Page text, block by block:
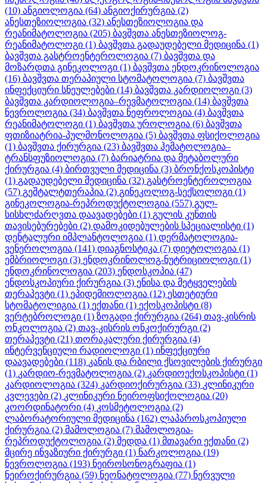
(10) ანგიოლოგია (64) ანგიოქირურგია (2)
ანესთეზიოლოგია (32) ანესთეზიოლოგია და
რეანიმატოლოგია (205) ბავშვთა ანესთეზიოლოგ-
რეანიმატოლოგი (1) ბავშვთა გადაუდებელი მედიცინა (1)
ბავშვთა გასტროენტეროლოგია (7) ბავშვთა და
მოზარდთა გინეკოლოგი (1) ბავშვთა ენდოკრინოლოგია
(16) ბავშვთა თერაპიული სტომატოლოგია (7) ბავშვთა
ინფექციური სნეულებები (14) ბავშვთა კარდიოლოგი (3)
ბავშვთა კარდიოლოგია–რევმატოლოგია (14) ბავშვთა
ნევროლოგია (34) ბავშვთა ნეფროლოგია (4) ბავშვთა
რეანიმატოლოგი (1) ბავშვთა უროლოგია (6) ბავშვთა
ფთიზიატრია-პულმონოლოგია (5) ბავშვთა ფსიქოლოგია
(1) ბავშვთა ქირურგია (23) ბავშვთა ჰემატოლოგია–
ტრანსფუზიოლოგია (7) ბარიატრია და მეტაბოლური
ქირურგია (4) ბირთვული მედიცინა (3) ბრონქოსკოპისტი
(1) გადაუდებელი მედიცინა (32) გასტროენტეროლოგია
(57) გეშტალტთერაპია (2) გინეკოლოგ-სექსოლოგი (1)
გინეკოლოგია-რეპროდუქტოლოგია (557) გულ-
სისხლძარღვთა დაავადებები (1) გულის კუნთის
თავისებურებები (2) დამოკიდებულების სპეციალისტი (1)
დენტალური იმპლანტოლოგია (1) დერმატოლოგია-
ვენეროლოგია (141) დიაგნოსტიკა (7) დიეტოლოგია (1)
ემბრიოლოგი (3) ენდოკრინოლოგ-ნუტრიციოლოგი (1)
ენდოკრინოლოგია (203) ენდოსკოპია (47)
ენდოსკოპიური ქირურგია (3) ენისა და მეტყველების
თერაპევტი (1) ეპიდემიოლოგია (12) ესთეტიური
სტომატოლიგია (1) ექთანი (1) ექოსკოპისტი (8)
ვერტებროლოგი (1) ზოგადი ქირურგია (264) თავ-კისრის
ონკოლოგია (2) თავ-კისრის ონკოქირურგი (2)
თერაპევტი (21) თორაკალური ქირურგია (4)
ინტერვენციული რადიოლოგი (1) ინფექციური
დაავადებები (118) კანის და რბილი ქსოვილების ქირურგი
(1) კარდიო-რევმატოლოგია (2) კარდიოექოსკოპისტი (1)
კარდიოლოგია (324) კარდიოქირურგია (33) კლინიკური
კვლევები (2) კლინიკური ნეიროფსიქოლოგია (20)
კოორდინატორი (4) კოსმეტოლოგია (2)
ლაბორატორიული მედიცინა (162) ლაპაროსკოპიული
ქირურგია (2) მამოლოგია (7) მამოლოგია-
რეპროდუქტოლოგია (2) მედდა (1) მთავარი ექთანი (2)
მცირე ინვაზიური ქირურგი (1) ნარკოლოგია (19)
ნევროლოგია (193) ნეიროსონოგრაფია (1)
ნეიროქირურგია (59) ნეონატოლოგია (77) ნერვული